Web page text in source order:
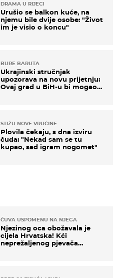
DRAMA U RIJECI
Urušio se balkon kuće, na
njemu bile dvije osobe: "Život
im je visio o koncu"
BURE BARUTA
Ukrajinski stručnjak
upozorava na novu prijetnju:
Ovaj grad u BiH-u bi mogao
STIŽU NOVE VRUĆINE
Plovila čekaju, s dna izviru
čuda: "Nekad sam se tu
kupao, sad igram nogomet"
ČUVA USPOMENU NA NJEGA
Njezinog oca obožavala je
cijela Hrvatska! Kći
neprežaljenog pjevača